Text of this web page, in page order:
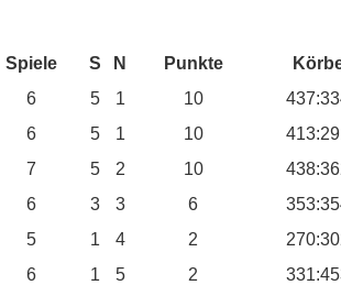
Spiele S N Punkte
6 5 1 10
6 5 1 10
7 5 2 10
6 3 3 6
5 1 4 2
6 1 5 2